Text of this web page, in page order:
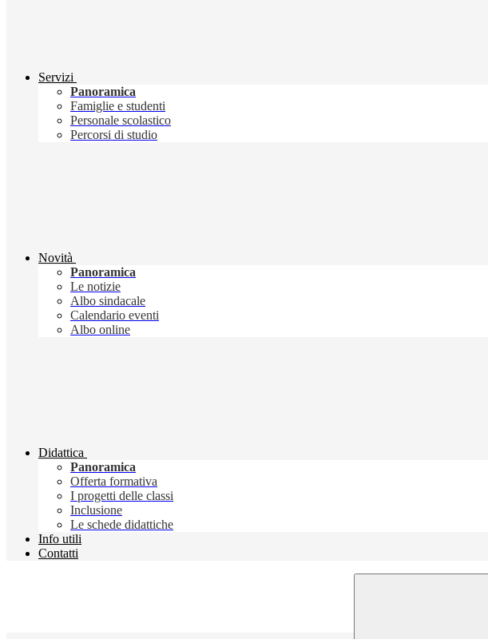
Servizi
Panoramica
Famiglie e studenti
Personale scolastico
Percorsi di studio
Novità
Panoramica
Le notizie
Albo sindacale
Calendario eventi
Albo online
Didattica
Panoramica
Offerta formativa
I progetti delle classi
Inclusione
Le schede didattiche
Info utili
Contatti